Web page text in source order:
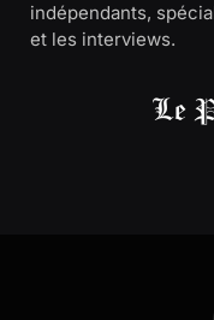
indépendants,
et les interviews.